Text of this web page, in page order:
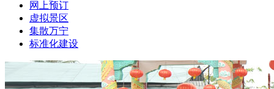
网上预订
虚拟景区
集散万宁
标准化建设